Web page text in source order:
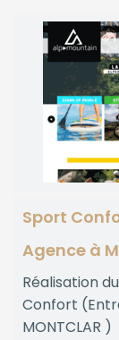
Sport
Agence à
Réalisation
Confort
MONTCLAR )